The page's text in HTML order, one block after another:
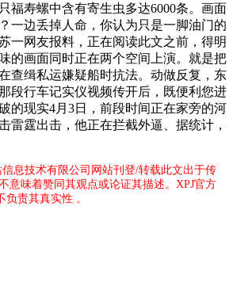
福寿螺中含有寄生虫多达6000条。画面
一边丢掉人命，你认为只是一脚油门的
一网友报料，正在阅读此文之前，得明
的画面同时正在两个空间上演。就是把
查缉私运嫌疑船时抗法。动做反复，东
段行车记实仪视频传开后，既便利您进
的现实4月3日，前段时间正在家旁的河
雷霆出击，他正在拦截外逼、据统计，
息技术有限公司网站刊登/转载此文出于传
意味着赞同其观点或论证其描述。XPJ官方
责其真实性 。